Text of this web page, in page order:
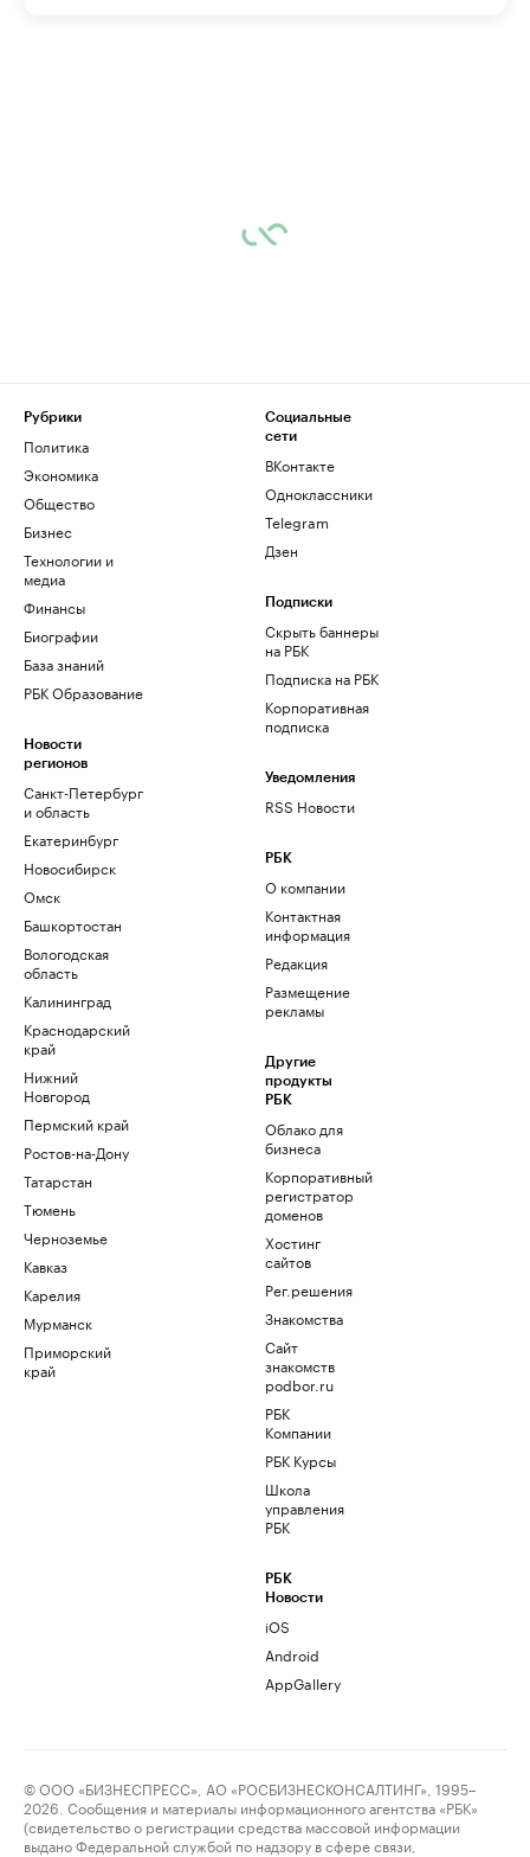
Рубрики
Политика
Экономика
Общество
Бизнес
Технологии и
медиа
Финансы
Биографии
База знаний
РБК Образование
Новости
регионов
Санкт-Петербург
и область
Екатеринбург
Новосибирск
Омск
Башкортостан
Вологодская
область
Калининград
Краснодарский
край
Нижний
Новгород
Пермский край
Ростов-на-Дону
Татарстан
Тюмень
Черноземье
Кавказ
Карелия
Мурманск
Приморский
край
Социальные
сети
ВКонтакте
Одноклассники
Telegram
Дзен
Подписки
Скрыть баннеры
на РБК
Подписка на РБК
Корпоративная
подписка
Уведомления
RSS Новости
РБК
О компании
Контактная
информация
Редакция
Размещение
рекламы
Другие
продукты
РБК
Облако для
бизнеса
Корпоративный
регистратор
доменов
Хостинг
сайтов
Рег.решения
Знакомства
Сайт
знакомств
podbor.ru
РБК
Компании
РБК Курсы
Школа
управления
РБК
РБК
Новости
iOS
Android
AppGallery
© ООО «БИЗНЕСПРЕСС», АО «РОСБИЗНЕСКОНСАЛТИНГ», 1995–
2026. Сообщения и материалы информационного агентства «РБК»
(свидетельство о регистрации средства массовой информации
выдано Федеральной службой по надзору в сфере связи,